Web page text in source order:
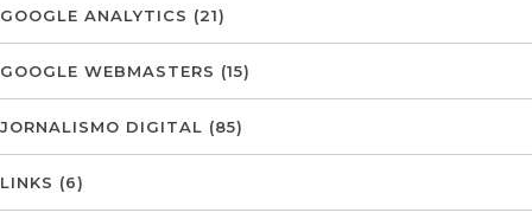
GOOGLE ANALYTICS (21)
GOOGLE WEBMASTERS (15)
JORNALISMO DIGITAL (85)
LINKS (6)